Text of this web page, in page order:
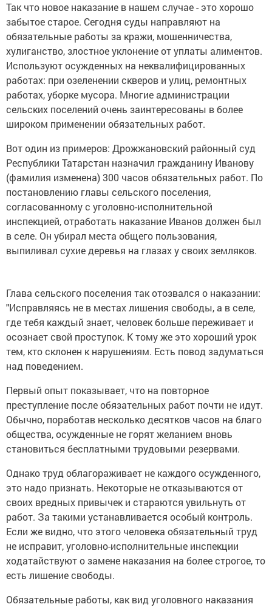
Так что новое наказание в нашем случае - это хорошо
забытое старое. Сегодня суды направляют на
обязательные работы за кражи, мошенничества,
хулиганство, злостное уклонение от уплаты алиментов.
Используют осужденных на неквалифицированных
работах: при озеленении скверов и улиц, ремонтных
работах, уборке мусора. Многие администрации
сельских поселений очень заинтересованы в более
широком применении обязательных работ.
Вот один из примеров: Дрожжановский районный суд
Республики Татарстан назначил гражданину Иванову
(фамилия изменена) 300 часов обязательных работ. По
постановлению главы сельского поселения,
согласованному с уголовно-исполнительной
инспекцией, отработать наказание Иванов должен был
в селе. Он убирал места общего пользования,
выпиливал сухие деревья на глазах у своих земляков.
Глава сельского поселения так отозвался о наказании:
"Исправляясь не в местах лишения свободы, а в селе,
где тебя каждый знает, человек больше переживает и
осознает свой проступок. К тому же это хороший урок
тем, кто склонен к нарушениям. Есть повод задуматься
над поведением.
Первый опыт показывает, что на повторное
преступление после обязательных работ почти не идут.
Обычно, поработав несколько десятков часов на благо
общества, осужденные не горят желанием вновь
становиться бесплатными трудовыми резервами.
Однако труд облагораживает не каждого осужденного,
это надо признать. Некоторые не отказываются от
своих вредных привычек и стараются увильнуть от
работ. За такими устанавливается особый контроль.
Если же видно, что этого человека обязательный труд
не исправит, уголовно-исполнительные инспекции
ходатайствуют о замене наказания на более строгое, то
есть лишение свободы.
Обязательные работы, как вид уголовного наказания